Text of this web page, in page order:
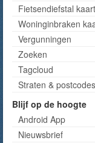
Fietsendiefstal kaart
Woninginbraken
Vergunningen
Zoeken
Tagcloud
Straten &
Blijf op de hoogte
Android App
Nieuwsbrief